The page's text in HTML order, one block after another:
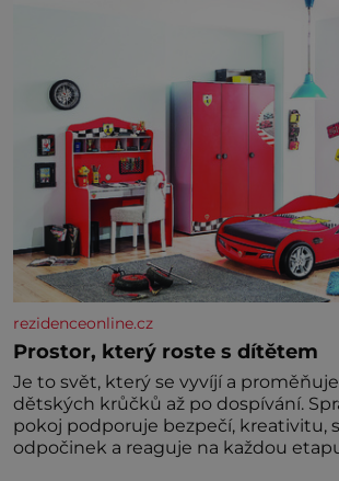
nedokážeme představit. Její příběh je
rezidenceonline.cz
Prostor, který roste s dítětem
Je to svět, který se vyvíjí a
dětských krůčků až po dospívání.
pokoj podporuje bezpečí, kreativitu,
odpočinek a reaguje na každou